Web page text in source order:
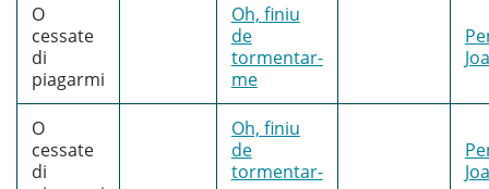
O
cessate
di
piagarmi
Oh, finiu
de
tormentar-
me
O
cessate
di
Oh, finiu
de
tormentar-